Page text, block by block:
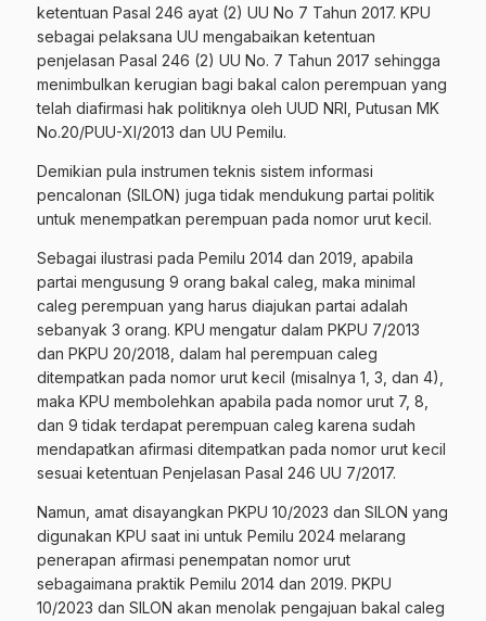
ketentuan Pasal 246 ayat (2) UU No 7 Tahun 2017. KPU
sebagai pelaksana UU mengabaikan ketentuan
penjelasan Pasal 246 (2) UU No. 7 Tahun 2017 sehingga
menimbulkan kerugian bagi bakal calon perempuan yang
telah diafirmasi hak politiknya oleh UUD NRI, Putusan MK
No.20/PUU-XI/2013 dan UU Pemilu.
Demikian pula instrumen teknis sistem informasi
pencalonan (SILON) juga tidak mendukung partai politik
untuk menempatkan perempuan pada nomor urut kecil.
Sebagai ilustrasi pada Pemilu 2014 dan 2019, apabila
partai mengusung 9 orang bakal caleg, maka minimal
caleg perempuan yang harus diajukan partai adalah
sebanyak 3 orang. KPU mengatur dalam PKPU 7/2013
dan PKPU 20/2018, dalam hal perempuan caleg
ditempatkan pada nomor urut kecil (misalnya 1, 3, dan 4),
maka KPU membolehkan apabila pada nomor urut 7, 8,
dan 9 tidak terdapat perempuan caleg karena sudah
mendapatkan afirmasi ditempatkan pada nomor urut kecil
sesuai ketentuan Penjelasan Pasal 246 UU 7/2017.
Namun, amat disayangkan PKPU 10/2023 dan SILON yang
digunakan KPU saat ini untuk Pemilu 2024 melarang
penerapan afirmasi penempatan nomor urut
sebagaimana praktik Pemilu 2014 dan 2019. PKPU
10/2023 dan SILON akan menolak pengajuan bakal caleg